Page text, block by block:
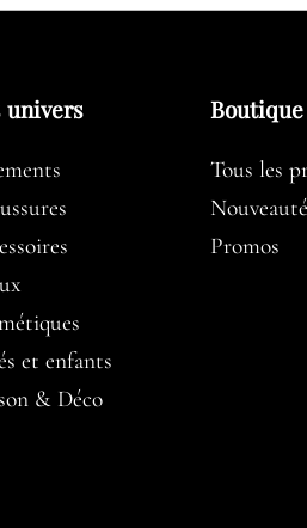
univers
et enfants
& Déco
Boutique
Tous les
Promos